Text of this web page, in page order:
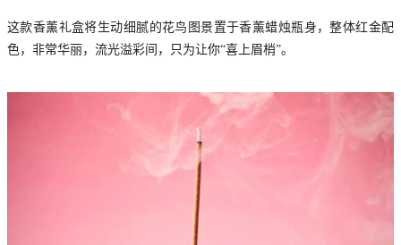
这款香薰礼盒将生动细腻的花鸟图景置于香薰蜡烛瓶身，整体红金配
色，非常华丽，流光溢彩间，只为让你“喜上眉梢”。